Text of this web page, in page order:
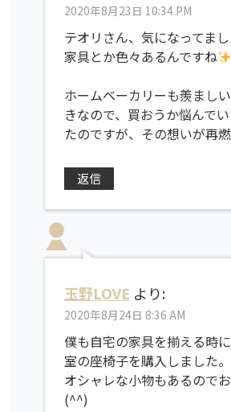
2020年8月23日 10:34 PM
テオリさん、気になってまし
家具とか色々あるんですね
ホームベーカリーも羨ましい
きなので、買おうか悩んで
たのですが、その想いが再燃
返信
玉野LOVE より:
2020年8月24日 8:36 AM
僕も自宅の家具を揃える時
室の座椅子を購入しました。
オシャレな小物もあるので
(^^)